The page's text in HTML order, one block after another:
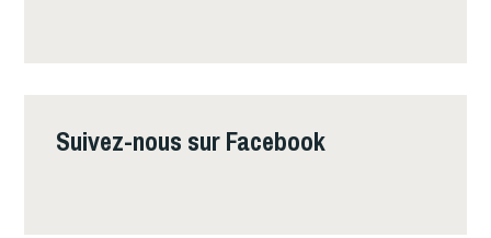
Suivez-nous sur Facebook